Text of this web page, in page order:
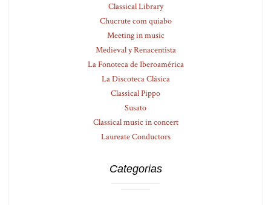
Classical Library
Chucrute com quiabo
Meeting in music
Medieval y Renacentista
La Fonoteca de Iberoamérica
La Discoteca Clásica
Classical Pippo
Susato
Classical music in concert
Laureate Conductors
Categorias